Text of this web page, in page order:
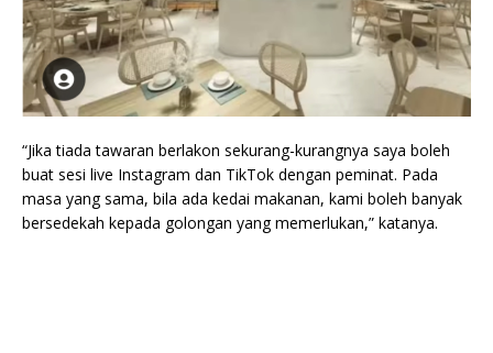
“Jika tiada tawaran berlakon sekurang-kurangnya saya boleh
buat sesi live Instagram dan TikTok dengan peminat. Pada
masa yang sama, bila ada kedai makanan, kami boleh banyak
bersedekah kepada golongan yang memerlukan,” katanya.